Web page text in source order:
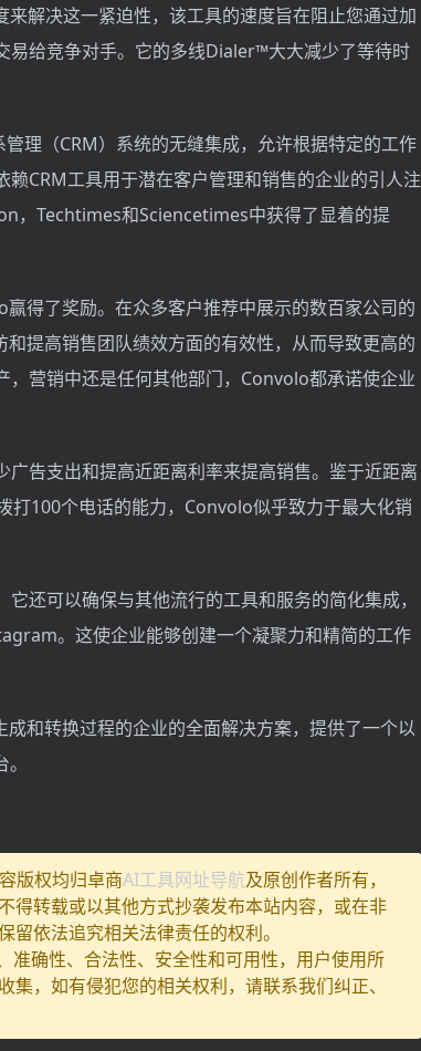
解决这一紧迫性，该工具的速度旨在阻止您通过加
易给竞争对手。它的多线Dialer™大大减少了等待时
理（CRM）系统的无缝集成，允许根据特定的工作
CRM工具用于潜在客户管理和销售的企业的引人注
，Techtimes和Sciencetimes中获得了显着的提
得了奖励。在众多客户推荐中展示的数百家公司的
提高销售团队绩效方面的有效性，从而导致更高的
营销中还是任何其他部门，Convolo都承诺使企业
告支出和提高近距离利率来提高销售。鉴于近距离
100个电话的能力，Convolo似乎致力于最大化销
还可以确保与其他流行的工具和服务的简化集成，
。这使企业能够创建一个凝聚力和精简的工作
和转换过程的企业的全面解决方案，提供了一个以
版权均归卓商AI工具网址导航及原创作者所有，
得转载或以其他方式抄袭发布本站内容，或在非
依法追究相关法律责任的权利。
准确性、合法性、安全性和可用性，用户使用所
，如有侵犯您的相关权利，请联系我们纠正、